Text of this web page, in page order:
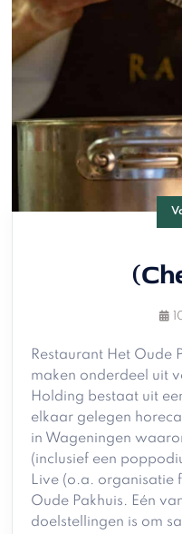
Restaurant Het Oude
maken onderdeel uit
Holding bestaat uit
elkaar gelegen
in Wageningen
(inclusief een
Live (o.a. organisatie
Oude Pakhuis. Eén
doelstellingen is om